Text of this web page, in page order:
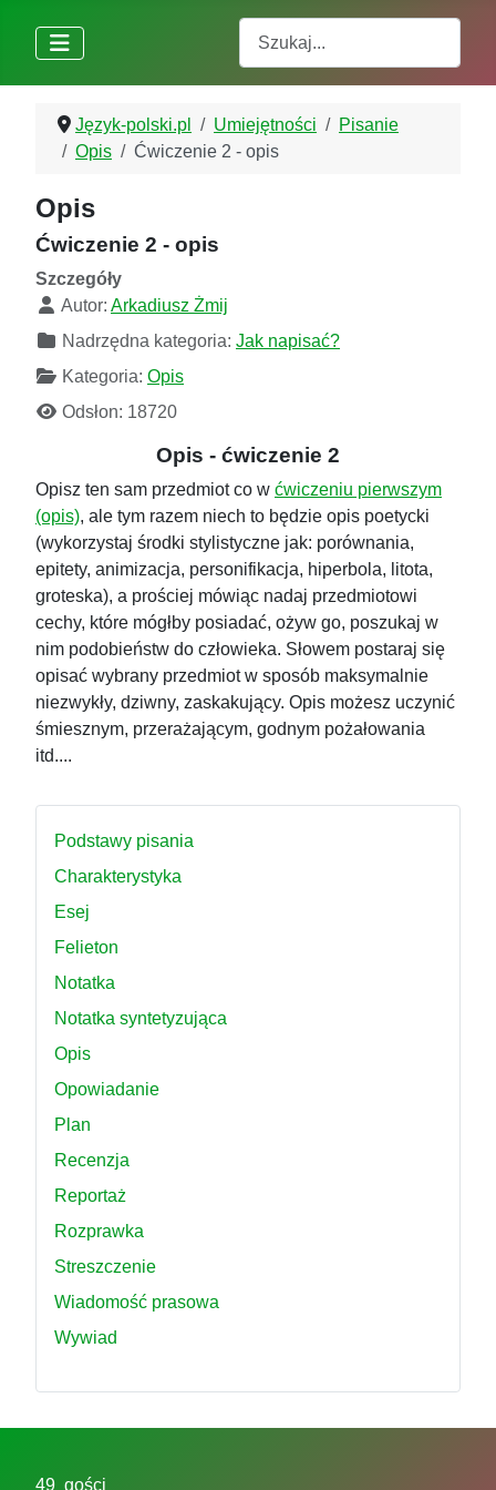
Język-polski.pl Umiejętności
Pisanie
Opis
Ćwiczenie 2 - opis
Opis
Ćwiczenie 2 - opis
Szczegóły
Autor: Arkadiusz Żmij
Nadrzędna kategoria: Jak napisać?
Kategoria: Opis
Odsłon: 18720
Opis - ćwiczenie 2
Opisz ten sam przedmiot co w ćwiczeniu pierwszym
(opis), ale tym razem niech to będzie opis poetycki
(wykorzystaj środki stylistyczne jak: porównania,
epitety, animizacja, personifikacja, hiperbola, litota,
groteska), a prościej mówiąc nadaj przedmiotowi
cechy, które mógłby posiadać, ożyw go, poszukaj w
nim podobieństw do człowieka. Słowem postaraj się
opisać wybrany przedmiot w sposób maksymalnie
niezwykły, dziwny, zaskakujący. Opis możesz uczynić
śmiesznym, przerażającym, godnym pożałowania
itd....
Podstawy pisania
Charakterystyka
Esej
Felieton
Notatka
Notatka syntetyzująca
Opis
Opowiadanie
Plan
Recenzja
Reportaż
Rozprawka
Streszczenie
Wiadomość prasowa
Wywiad
49 gości